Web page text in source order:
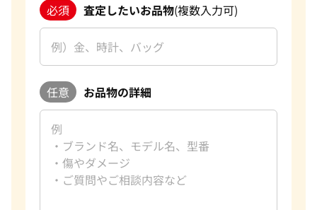
必須 査定したいお品物(複数入力可)
任意 お品物の詳細